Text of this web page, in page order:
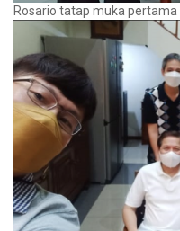
Rosario tatap muka